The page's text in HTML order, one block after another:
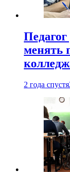
менять
2 года спустя